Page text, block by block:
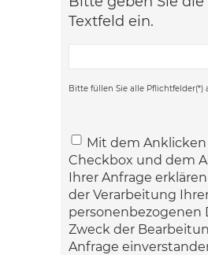
Textfeld ein.
Bitte füllen Sie alle Pflichtfelder(*)
Mit dem
Checkbox und dem
Ihrer Anfrage
der Verarbeitung
personenbezogenen
Zweck der
Anfrage